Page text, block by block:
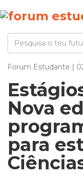
Forum Estudante |
Nova
para